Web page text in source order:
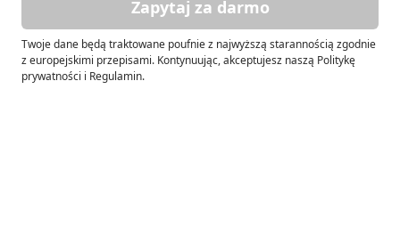
Zapytaj za darmo
Twoje dane będą traktowane poufnie z najwyższą starannością zgodnie
z europejskimi przepisami. Kontynuując, akceptujesz naszą Politykę
prywatności i Regulamin.